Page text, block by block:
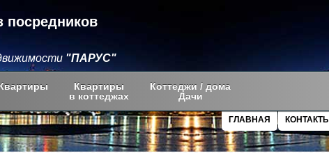
посредников
"ПАРУС"
Квартиры
в коттеджах
Коттеджи / дома
Дачи
КОНТАКТЫ
ГЛАВНАЯ